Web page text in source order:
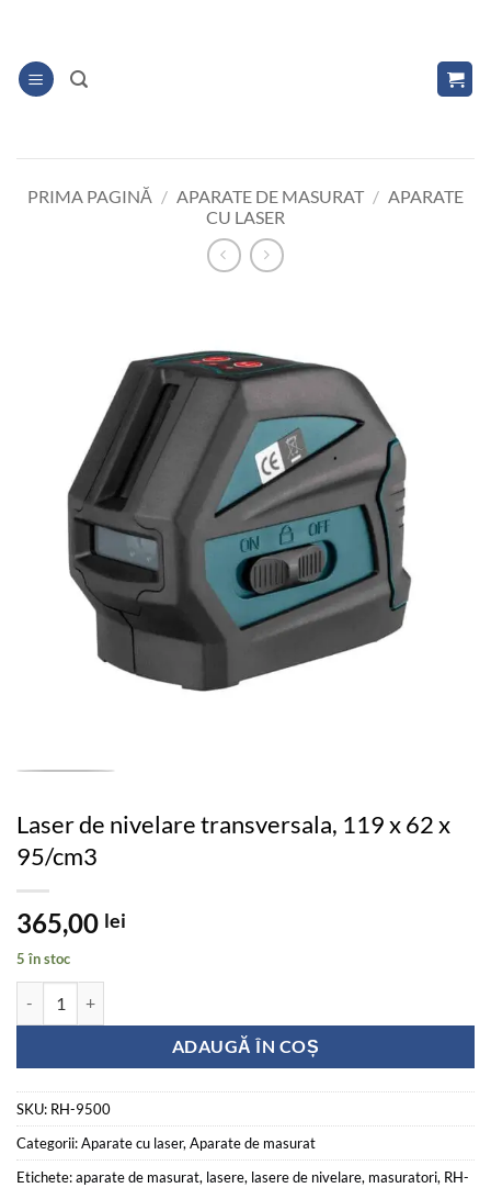
content
PRIMA PAGINĂ / APARATE DE MASURAT / APARATE
CU LASER
Laser de nivelare transversala, 119 x 62 x
95/cm3
365,00 lei
5 în stoc
Cantitate Laser de nivelare transversala, 119 x 62 x 95/cm3
ADAUGĂ ÎN COȘ
SKU: RH-9500
Categorii:Aparate cu laser, Aparate de masurat
Etichete:aparate de masurat, lasere, lasere de nivelare, masuratori, RH-